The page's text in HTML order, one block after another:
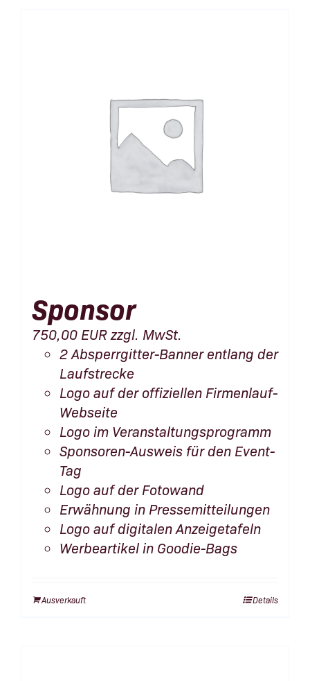
Sponsor
750,00 EURzzgl. MwSt.
2 Absperrgitter-Banner entlang der
Laufstrecke
Logo auf der offiziellen Firmenlauf-
Webseite
Logo im Veranstaltungsprogramm
Sponsoren-Ausweis für den Event-
Tag
Logo auf der Fotowand
Erwähnung in Pressemitteilungen
Logo auf digitalen Anzeigetafeln
Werbeartikel in Goodie-Bags
Ausverkauft Details